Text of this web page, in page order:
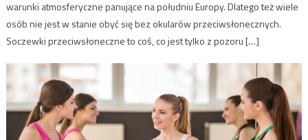
warunki atmosferyczne panujące na południu Europy. Dlatego też wiele
osób nie jest w stanie obyć się bez okularów przeciwsłonecznych.
Soczewki przeciwsłoneczne to coś, co jest tylko z pozoru […]